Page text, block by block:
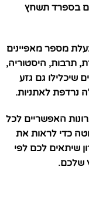
בספרד תשחץ
מספר מאפיינים
תרבות, היסטוריה,
שיכלילו גם גזע
נרדפת לאתניות.
האפשריים לכל
כדי לראות את
שיתאים לכם לפי
שלכם.